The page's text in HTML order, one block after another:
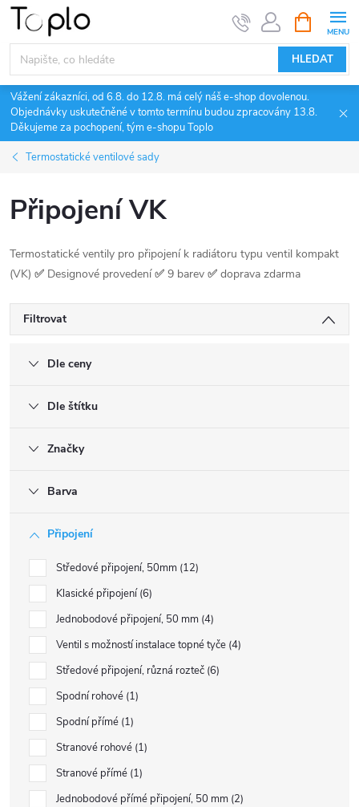
Přejít
obsah
HLEDAT
NÁKUPNÍ
KOŠÍK
Vážení zákazníci, od 6.8. do 12.8. má celý náš e-shop dovolenou.
Objednávky uskutečněné v tomto termínu budou zpracovány 13.8.
Děkujeme za pochopení, tým e-shopu Toplo
Termostatické ventilové sady
Připojení VK
Termostatické ventily pro připojení k radiátoru typu ventil kompakt
(VK) ✅ Designové provedení✅ 9 barev ✅ doprava zdarma
Filtrovat
Dle ceny
Dle štítku
Značky
Barva
Připojení
Středové připojení, 50mm 12
Klasické připojení 6
Jednobodové připojení, 50 mm 4
Ventil s možností instalace topné tyče 4
Středové připojení, různá rozteč 6
Spodní rohové 1
Spodní přímé 1
Stranové rohové 1
Stranové přímé 1
Jednobodové přímé připojení, 50 mm 2